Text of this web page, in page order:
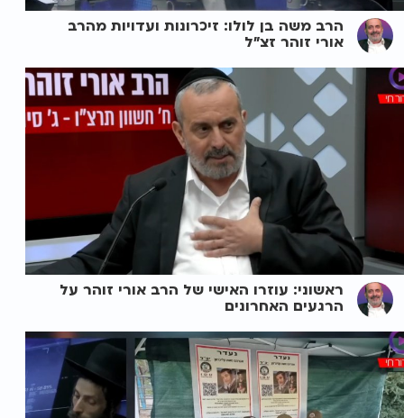
הרב משה בן לולו: זיכרונות ועדויות מהרב
אורי זוהר זצ"ל
ראשוני: עוזרו האישי של הרב אורי זוהר על
הרגעים האחרונים